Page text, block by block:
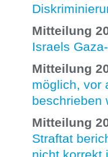
Mitteilung
Israels
Mitteilung
möglich, vor
beschrieben
Mitteilung
Straftat